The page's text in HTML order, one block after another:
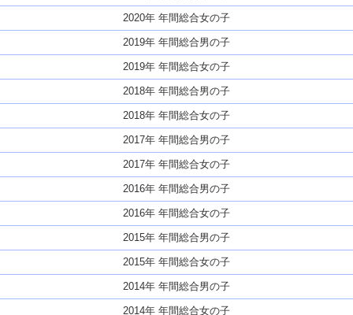
2020年 年間総合女の子
2019年 年間総合男の子
2019年 年間総合女の子
2018年 年間総合男の子
2018年 年間総合女の子
2017年 年間総合男の子
2017年 年間総合女の子
2016年 年間総合男の子
2016年 年間総合女の子
2015年 年間総合男の子
2015年 年間総合女の子
2014年 年間総合男の子
2014年 年間総合女の子